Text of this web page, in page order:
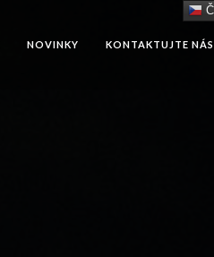
NOVINKY KONTAKTUJTE NÁS